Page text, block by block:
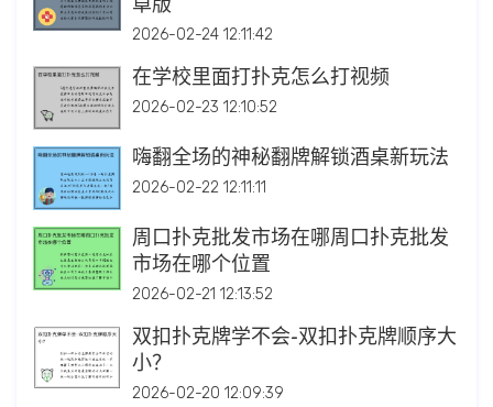
2026-02-24 12:11:42
在学校里面打扑克怎么打视频
2026-02-23 12:10:52
嗨翻全场的神秘翻牌解锁酒桌新玩法
2026-02-22 12:11:11
周口扑克批发市场在哪周口扑克批发
市场在哪个位置
2026-02-21 12:13:52
双扣扑克牌学不会-双扣扑克牌顺序大
小？
2026-02-20 12:09:39